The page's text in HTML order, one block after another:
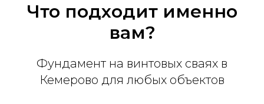
Что подходит именно
вам?
Фундамент на винтовых сваях в
Кемерово для любых объектов